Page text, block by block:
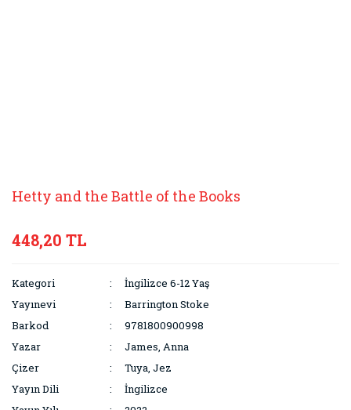
Hetty and the Battle of the Books
448,20 TL
Kategori
İngilizce 6-12 Yaş
Yayınevi
Barrington Stoke
Barkod
9781800900998
Yazar
James, Anna
Çizer
Tuya, Jez
Yayın Dili
İngilizce